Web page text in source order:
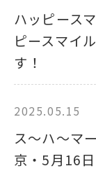
ハッピース
ピースマイ
す！
2025.05.15
ス～ハ～マ
京・5月16